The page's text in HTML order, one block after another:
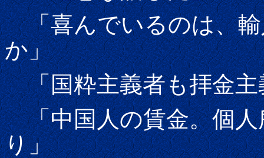
「喜んでいるのは、輸
か」
「国粋主義者も拝金主
「中国人の賃金。個人
り」